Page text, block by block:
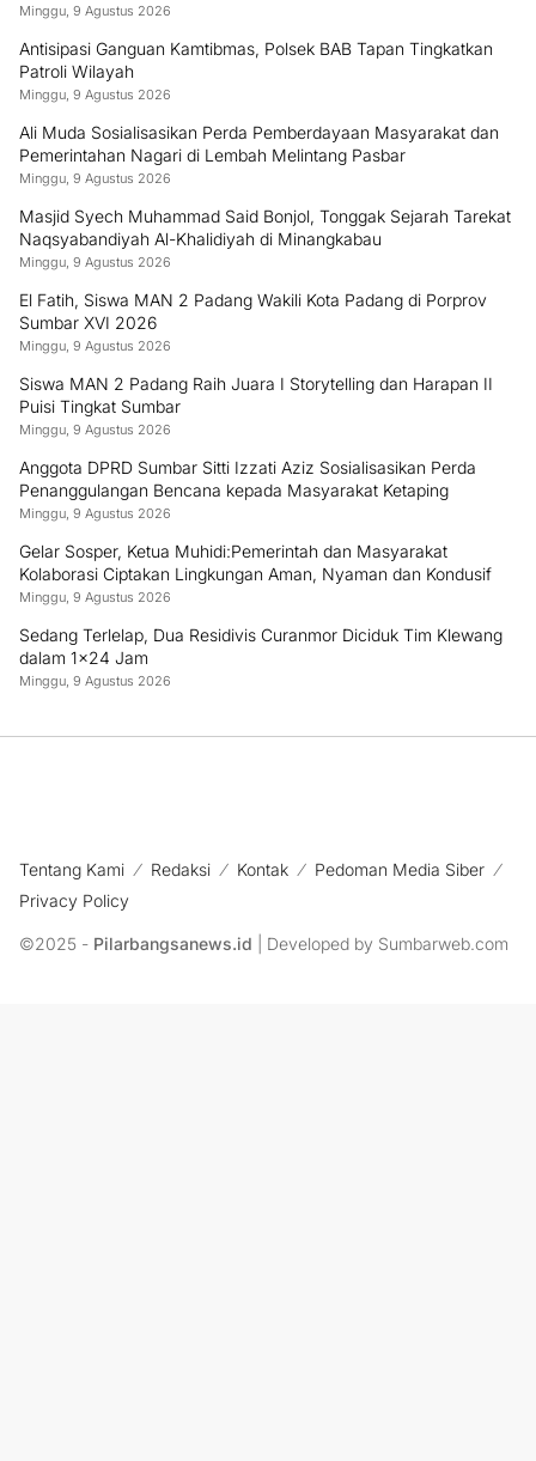
Minggu, 9 Agustus 2026
Antisipasi Ganguan Kamtibmas, Polsek BAB Tapan Tingkatkan
Patroli Wilayah
Minggu, 9 Agustus 2026
Ali Muda Sosialisasikan Perda Pemberdayaan Masyarakat dan
Pemerintahan Nagari di Lembah Melintang Pasbar
Minggu, 9 Agustus 2026
Masjid Syech Muhammad Said Bonjol, Tonggak Sejarah Tarekat
Naqsyabandiyah Al-Khalidiyah di Minangkabau
Minggu, 9 Agustus 2026
El Fatih, Siswa MAN 2 Padang Wakili Kota Padang di Porprov
Sumbar XVI 2026
Minggu, 9 Agustus 2026
Siswa MAN 2 Padang Raih Juara I Storytelling dan Harapan II
Puisi Tingkat Sumbar
Minggu, 9 Agustus 2026
Anggota DPRD Sumbar Sitti Izzati Aziz Sosialisasikan Perda
Penanggulangan Bencana kepada Masyarakat Ketaping
Minggu, 9 Agustus 2026
Gelar Sosper, Ketua Muhidi:Pemerintah dan Masyarakat
Kolaborasi Ciptakan Lingkungan Aman, Nyaman dan Kondusif
Minggu, 9 Agustus 2026
Sedang Terlelap, Dua Residivis Curanmor Diciduk Tim Klewang
dalam 1×24 Jam
Minggu, 9 Agustus 2026
Tentang Kami Redaksi Kontak
Pedoman Media Siber
Privacy Policy
©2025 - Pilarbangsanews.id | Developed by Sumbarweb.com